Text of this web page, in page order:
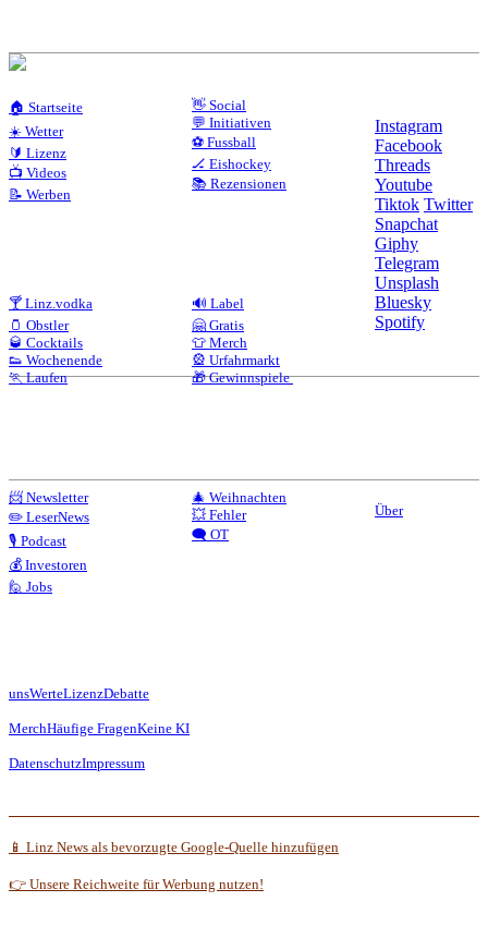
🏠 Startseite
☀️ Wetter
🔰 Lizenz
📺 Videos
📝 Werben
👋 Social
💬 Initiativen
⚽ Fussball
🏒 Eishockey
📚 Rezensionen
🍸 Linz.vodka
🫙 Obstler
🥃 Cocktails
👟 Wochenende
🏃 Laufen
🔊 Label
🤗 Gratis
👕 Merch
🎡 Urfahrmarkt
🎁 Gewinnspiele
📨 Newsletter
✏️ LeserNews
🎙️ Podcast
💰 Investoren
🙋 Jobs
🎄 Weihnachten
💥 Fehler
🗨️ OT
Instagram
Facebook
Threads
Youtube
Tiktok Twitter
Snapchat
Giphy
Telegram
Unsplash
Bluesky
Spotify
Über
unsWerteLizenzDebatte
MerchHäufige FragenKeine KI
DatenschutzImpressum
📱 Linz News als bevorzugte Google-Quelle hinzufügen
👉 Unsere Reichweite für Werbung nutzen!